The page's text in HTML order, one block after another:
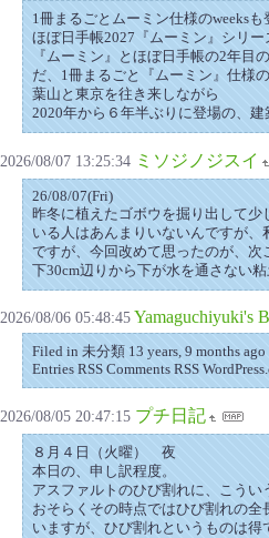
1冊まるごとムーミン仕様のweeksも
ほぼ日手帳2027『ムーミン』シリー
『ムーミン』とほぼ日手帳の2年目
だ、1冊まるごと『ムーミン』仕様
葉山と東京を往き来しながら
2020年から６年半ぶりに登場の、
2026/08/07 13:25:34 ミソジノジスイ
26/08/07(Fri)
昨冬に植えたゴボウを掘り出して
いる人はあんまりいないんですが
ですが、今回改めて思ったのが、
下30cm辺りから下が水を通さない
2026/08/06 05:48:45Yamaguchiyuki's
Filed in 未分類 13 years, 9 months ago
Entries RSS Comments RSS
2026/08/05 20:47:15 プチ日記
８月４日（火曜） 夜
本日の、申し訳程度。
アスファルトのひび割れに、こうい
おそらくその時点ではひび割れの
いますが、ひび割れというものは